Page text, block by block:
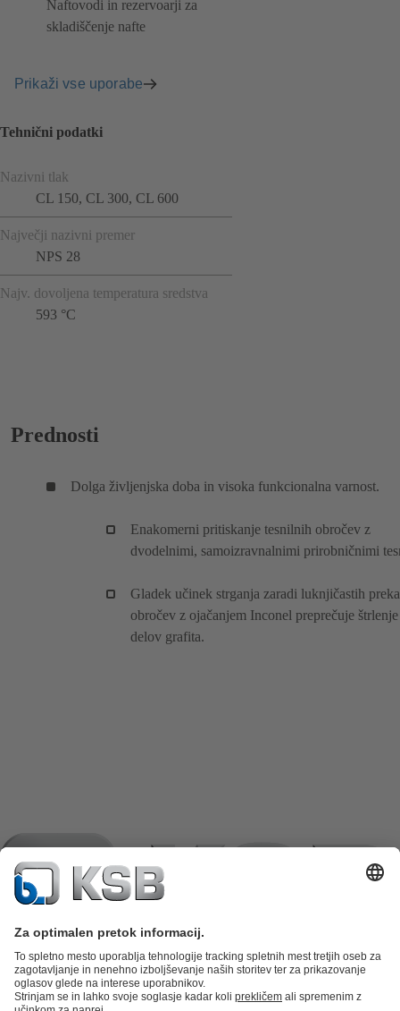
Naftovodi in rezervoarji za
skladiščenje nafte
Prikaži vse uporabe
Tehnični podatki
Nazivni tlak
CL 150, CL 300, CL 600
Največji nazivni premer
NPS 28
Najv. dovoljena temperatura sredstva
593 °C
Prednosti
Dolga življenjska doba in visoka funkcionalna varnost.
Enakomerni pritiskanje tesnilnih obročev z
dvodelnimi, samoizravnalnimi prirobničnimi
Gladek učinek strganja zaradi luknjičastih
obročev z ojačanjem Inconel preprečuje štrlenje
delov grafita.